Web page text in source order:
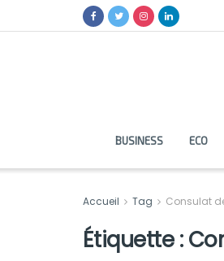
BUSINESS ECO
Accueil Tag Consulat
Étiquette :